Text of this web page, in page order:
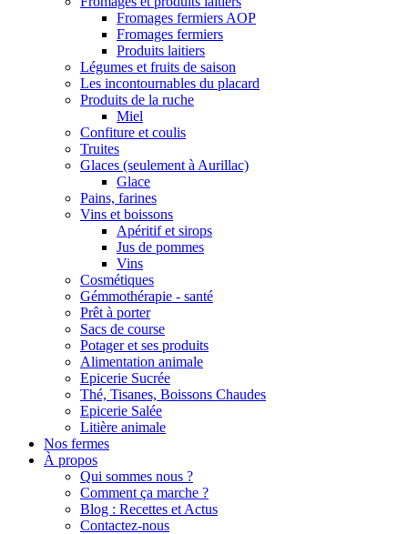
Fromages fermiers AOP
Fromages fermiers
Produits laitiers
Légumes et fruits de saison
Les incontournables du placard
Produits de la ruche
Miel
Confiture et coulis
Truites
Glaces (seulement à Aurillac)
Glace
Pains, farines
Vins et boissons
Apéritif et sirops
Jus de pommes
Vins
Cosmétiques
Gémmothérapie - santé
Prêt à porter
Sacs de course
Potager et ses produits
Alimentation animale
Epicerie Sucrée
Thé, Tisanes, Boissons Chaudes
Epicerie Salée
Litière animale
Nos fermes
À propos
Qui sommes nous ?
Comment ça marche ?
Blog : Recettes et Actus
Contactez-nous